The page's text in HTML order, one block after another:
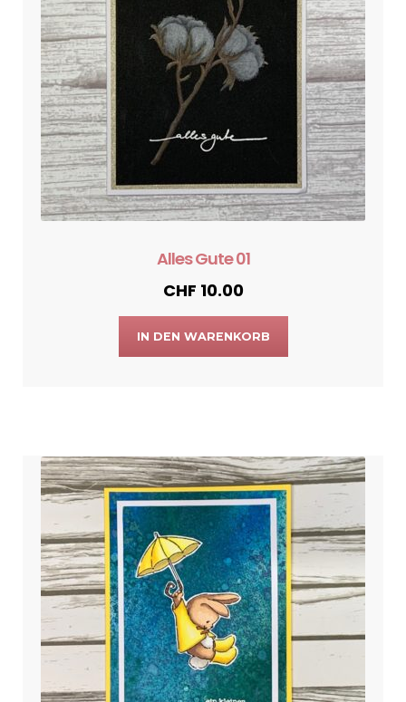
Alles Gute 01
CHF 10.00
IN DEN WARENKORB